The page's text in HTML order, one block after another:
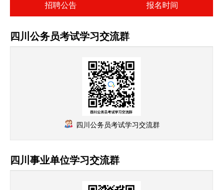
招聘公告 报名时间
四川公务员考试学习交流群
四川公务员考试学习交流群
四川事业单位学习交流群